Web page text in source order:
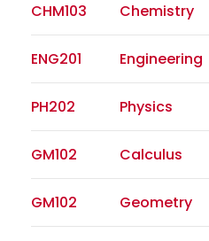
CHM103 Chemistry
ENG201 Engineering
PH202 Physics
GM102 Calculus
GM102 Geometry